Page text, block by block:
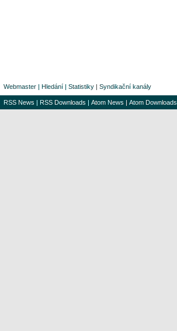
Webmaster | Hledání | Statistiky | Syndikační kanály
RSS News | RSS Downloads | Atom News | Atom Downloads